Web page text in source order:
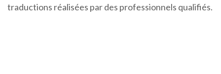
traductions réalisées par des professionnels qualifiés.